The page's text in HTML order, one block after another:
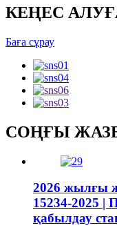
КЕҢЕС
Баға сұрау
СОҢҒЫ
2026 жылғы
15234-2025 |
қабылдау